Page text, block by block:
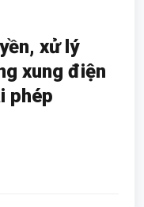
xử lý
xung điện
phép